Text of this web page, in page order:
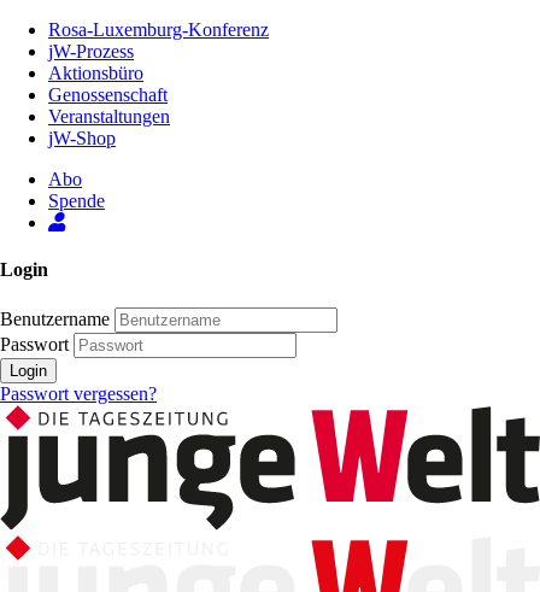
Inhalt
Seite
Rosa-Luxemburg-Konferenz
jW-Prozess
Aktionsbüro
Genossenschaft
Veranstaltungen
jW-Shop
Abo
Spende
Login
Benutzername
Passwort
Login
Passwort vergessen?